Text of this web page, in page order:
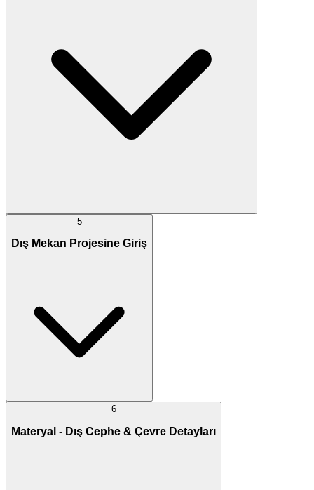
5
Dış Mekan Projesine Giriş
6
Materyal - Dış Cephe & Çevre Detayları